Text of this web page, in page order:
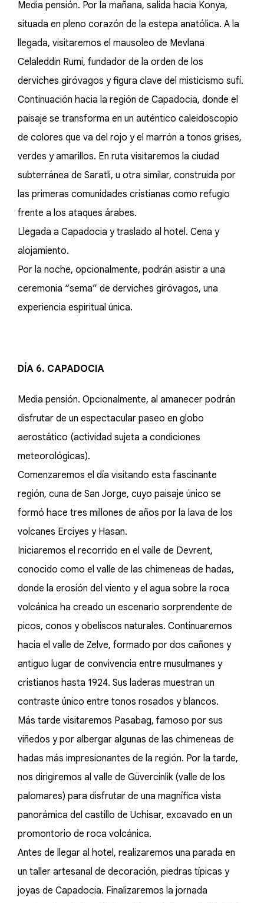
Media pensión. Por la mañana, salida hacia Konya,
situada en pleno corazón de la estepa anatólica. A la
llegada, visitaremos el mausoleo de Mevlana
Celaleddin Rumi, fundador de la orden de los
derviches giróvagos y figura clave del misticismo sufí.
Continuación hacia la región de Capadocia, donde el
paisaje se transforma en un auténtico caleidoscopio
de colores que va del rojo y el marrón a tonos grises,
verdes y amarillos. En ruta visitaremos la ciudad
subterránea de Saratli, u otra similar, construida por
las primeras comunidades cristianas como refugio
frente a los ataques árabes.
Llegada a Capadocia y traslado al hotel. Cena y
alojamiento.
Por la noche, opcionalmente, podrán asistir a una
ceremonia “sema” de derviches giróvagos, una
experiencia espiritual única.
DÍA 6. CAPADOCIA
Media pensión. Opcionalmente, al amanecer podrán
disfrutar de un espectacular paseo en globo
aerostático (actividad sujeta a condiciones
meteorológicas).
Comenzaremos el día visitando esta fascinante
región, cuna de San Jorge, cuyo paisaje único se
formó hace tres millones de años por la lava de los
volcanes Erciyes y Hasan.
Iniciaremos el recorrido en el valle de Devrent,
conocido como el valle de las chimeneas de hadas,
donde la erosión del viento y el agua sobre la roca
volcánica ha creado un escenario sorprendente de
picos, conos y obeliscos naturales. Continuaremos
hacia el valle de Zelve, formado por dos cañones y
antiguo lugar de convivencia entre musulmanes y
cristianos hasta 1924. Sus laderas muestran un
contraste único entre tonos rosados y blancos.
Más tarde visitaremos Pasabag, famoso por sus
viñedos y por albergar algunas de las chimeneas de
hadas más impresionantes de la región. Por la tarde,
nos dirigiremos al valle de Güvercinlik (valle de los
palomares) para disfrutar de una magnífica vista
panorámica del castillo de Uchisar, excavado en un
promontorio de roca volcánica.
Antes de llegar al hotel, realizaremos una parada en
un taller artesanal de decoración, piedras típicas y
joyas de Capadocia. Finalizaremos la jornada